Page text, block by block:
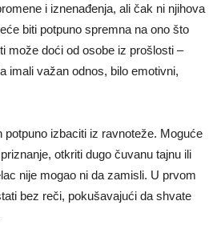
i iznenađenja, ali čak ni njihova
biti potpuno spremna na ono što
može doći od osobe iz prošlosti –
imali važan odnos, bilo emotivni,
potpuno izbaciti iz ravnoteže. Moguće
priznanje, otkriti dugo čuvanu tajnu ili
nije mogao ni da zamisli. U prvom
bez reči, pokušavajući da shvate